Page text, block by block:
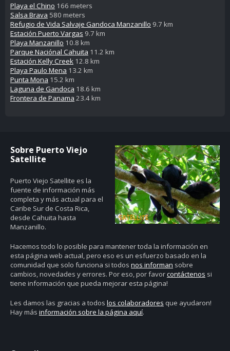
Playa el Chino 166 meters
Salsa Brava 580 meters
Refugio de Vida Salvaje Gandoca Manzanillo 9.7 km
Estación Puerto Vargas 9.7 km
Playa Manzanillo 10.8 km
Parque Naciónal Cahuita 11.2 km
Estación Kelly Creek 12.8 km
Playa Paulo Mena 13.2 km
Punta Mona 15.2 km
Laguna de Gandoca 18.6 km
Frontera de Panama 23.4 km
Sobre Puerto Viejo
Satellite
Puerto Viejo Satellite es la
fuente de información más
completa y más actual para el
Caribe Sur de Costa Rica,
desde Cahuita hasta
Manzanillo.
Hacemos todo lo posible para mantener toda la información en
esta página web actual, pero eso es un esfuerzo basado en la
comunidad que solo funciona si todos nos informan sobre
cambios, novedades y errores. Por eso, por favorcontáctenos si
tiene información que pueda mejorar esta página!
Les damos las gracias a todos los colaboradores que ayudaron!
Hay más información sobre la página aquí.